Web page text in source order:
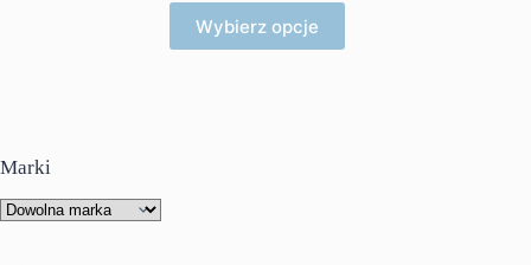
Wybierz opcje
produkt
ma
Marki